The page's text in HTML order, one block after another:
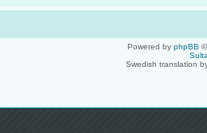
Powered by phpBB
Swedish translation